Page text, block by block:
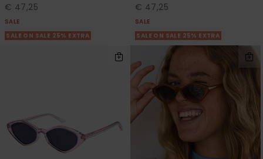
€ 47,25
SALE
SALE ON SALE 25% EXTRA
€ 47,25
SALE
SALE ON SALE 25% EXTRA